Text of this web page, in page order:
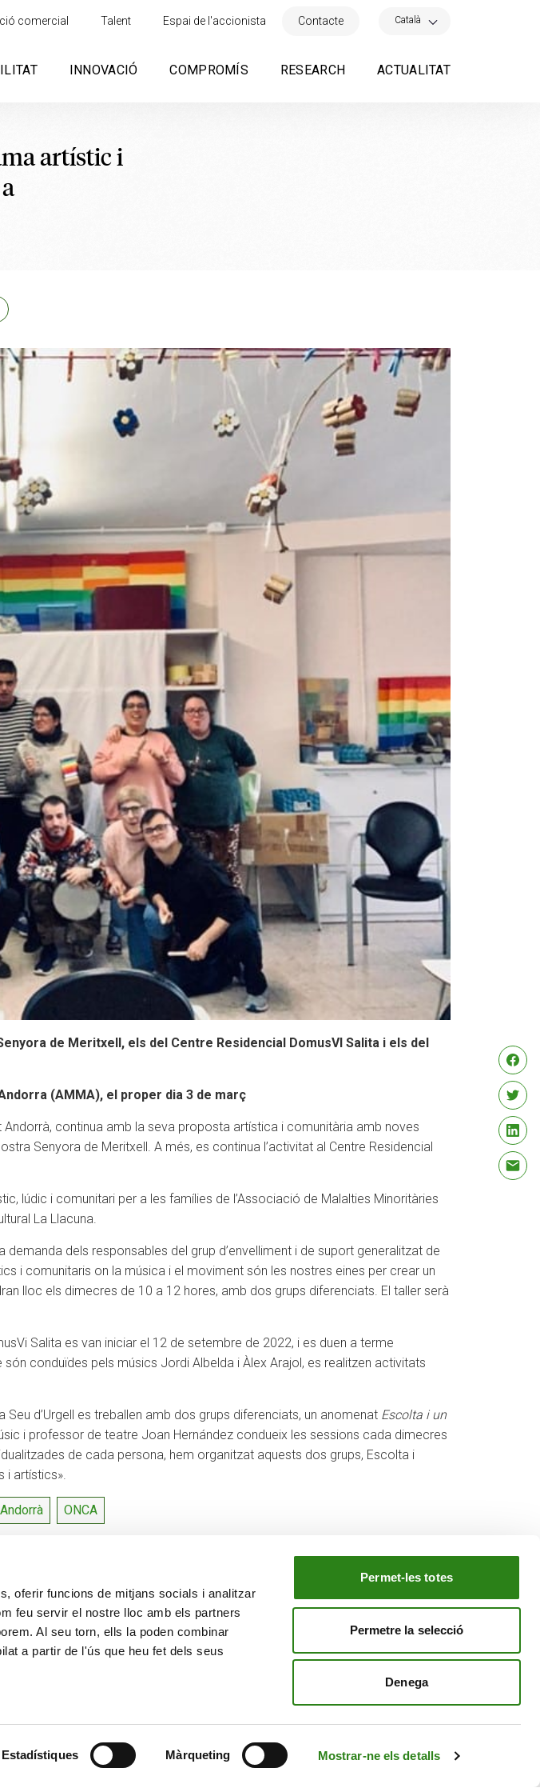
oferir funcions de mitjans socials i analitzar
feu servir el nostre lloc amb els partners
Al seu torn, ells la poden combinar
a partir de l'ús que heu fet dels seus
Estadístiques Màrqueting Mostrar-ne els detalls
Permet-les totes
Permetre la selecció
Denega
comercial Talent Espai de l'accionista Contacte Català
INNOVACIÓ COMPROMÍS RESEARCH ACTUALITAT
artístic i
de Meritxell, els del Centre Residencial DomusVI Salita i els del
(AMMA), el proper dia 3 de març
Andorrà, continua amb la seva proposta artística i comunitària amb noves
Senyora de Meritxell. A més, es continua l’activitat al Centre Residencial
lúdic i comunitari per a les famílies de l’Associació de Malalties Minoritàries
La Llacuna.
dels responsables del grup d’envelliment i de suport generalitzat de
i comunitaris on la música i el moviment són les nostres eines per crear un
lloc els dimecres de 10 a 12 hores, amb dos grups diferenciats. El taller serà
Salita es van iniciar el 12 de setembre de 2022, i es duen a terme
conduïdes pels músics Jordi Albelda i Àlex Arajol, es realitzen activitats
Seu d’Urgell es treballen amb dos grups diferenciats, un anomenat Escolta i un
i professor de teatre Joan Hernández condueix les sessions cada dimecres
de cada persona, hem organitzat aquests dos grups, Escolta i
i artístics».
ONCA
88 88
MÉS CREAND
Govern Corporatiu
EL NOSTRE GRUP
Creand Wealth & Securities Luxemburg
Creand Wealth Management EE. UU.